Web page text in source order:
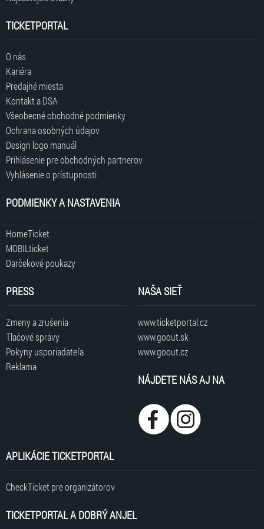
TICKETPORTAL
O nás
Kariéra
Predajné miesta
Kontakt a DSA
Všeobecné obchodné podmienky
Ochrana osobných údajov
Design logo manuál
Prihlásenie pre obchodných partnerov
Vyhlásenie o prístupnosti
PODMIENKY A NASTAVENIA
HomeTicket
MOBILticket
Darčekové poukazy
PRESS
Zmeny a zrušenia
Tlačové správy
Pokyny usporiadateľa
Reklama
NAŠA SIEŤ
www.ticketportal.cz
www.goout.sk
www.goout.cz
NÁJDETE NÁS AJ NA
APLIKÁCIE TICKETPORTAL
CheckTicket pre organizátorov
TICKETPORTAL A DOBRÝ ANJEL